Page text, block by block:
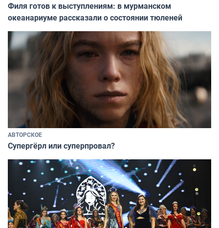
Филя готов к выступлениям: в мурманском
океанариуме рассказали о состоянии тюленей
АВТОРСКОЕ
Супергёрл или суперпровал?